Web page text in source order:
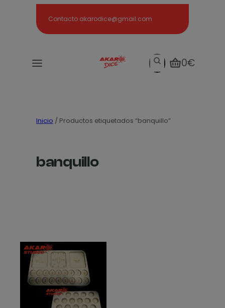
Contacto akarodice@gmail.com
Search0€
Inicio / Productos etiquetados “banquillo”
banquillo